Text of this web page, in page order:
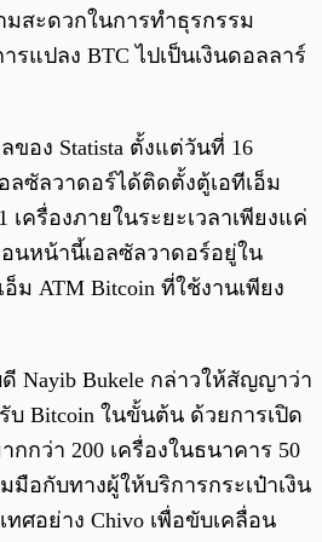
มสะดวกในการทำธุรกรรม
รแปลง BTC ไปเป็นเงินดอลลาร์
ของ Statista ตั้งแต่วันที่ 16
ลซัลวาดอร์ได้ติดตั้งตู้เอทีเอ็ม
เครื่องภายในระยะเวลาเพียงแค่
นหน้านี้เอลซัลวาดอร์อยู่ใน
ม ATM Bitcoin ที่ใช้งานเพียง
Nayib Bukele กล่าวให้สัญญาว่า
บ Bitcoin ในขั้นต้น ด้วยการเปิด
กกว่า 200 เครื่องในธนาคาร 50
มือกับทางผู้ให้บริการกระเป๋าเงิน
ศอย่าง Chivo เพื่อขับเคลื่อน